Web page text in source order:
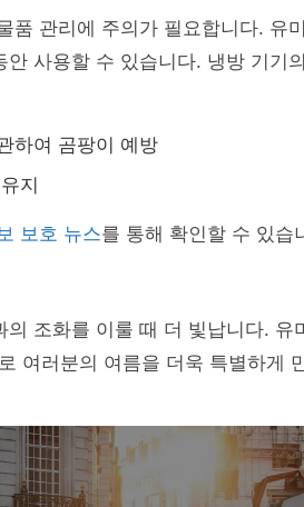
품 관리에 주의가 필요합니다. 유
사용할 수 있습니다. 냉방 기기
하여 곰팡이 예방
지
보호 뉴스를 통해 확인할 수 있습
조화를 이룰 때 더 빛납니다. 유
여러분의 여름을 더욱 특별하게